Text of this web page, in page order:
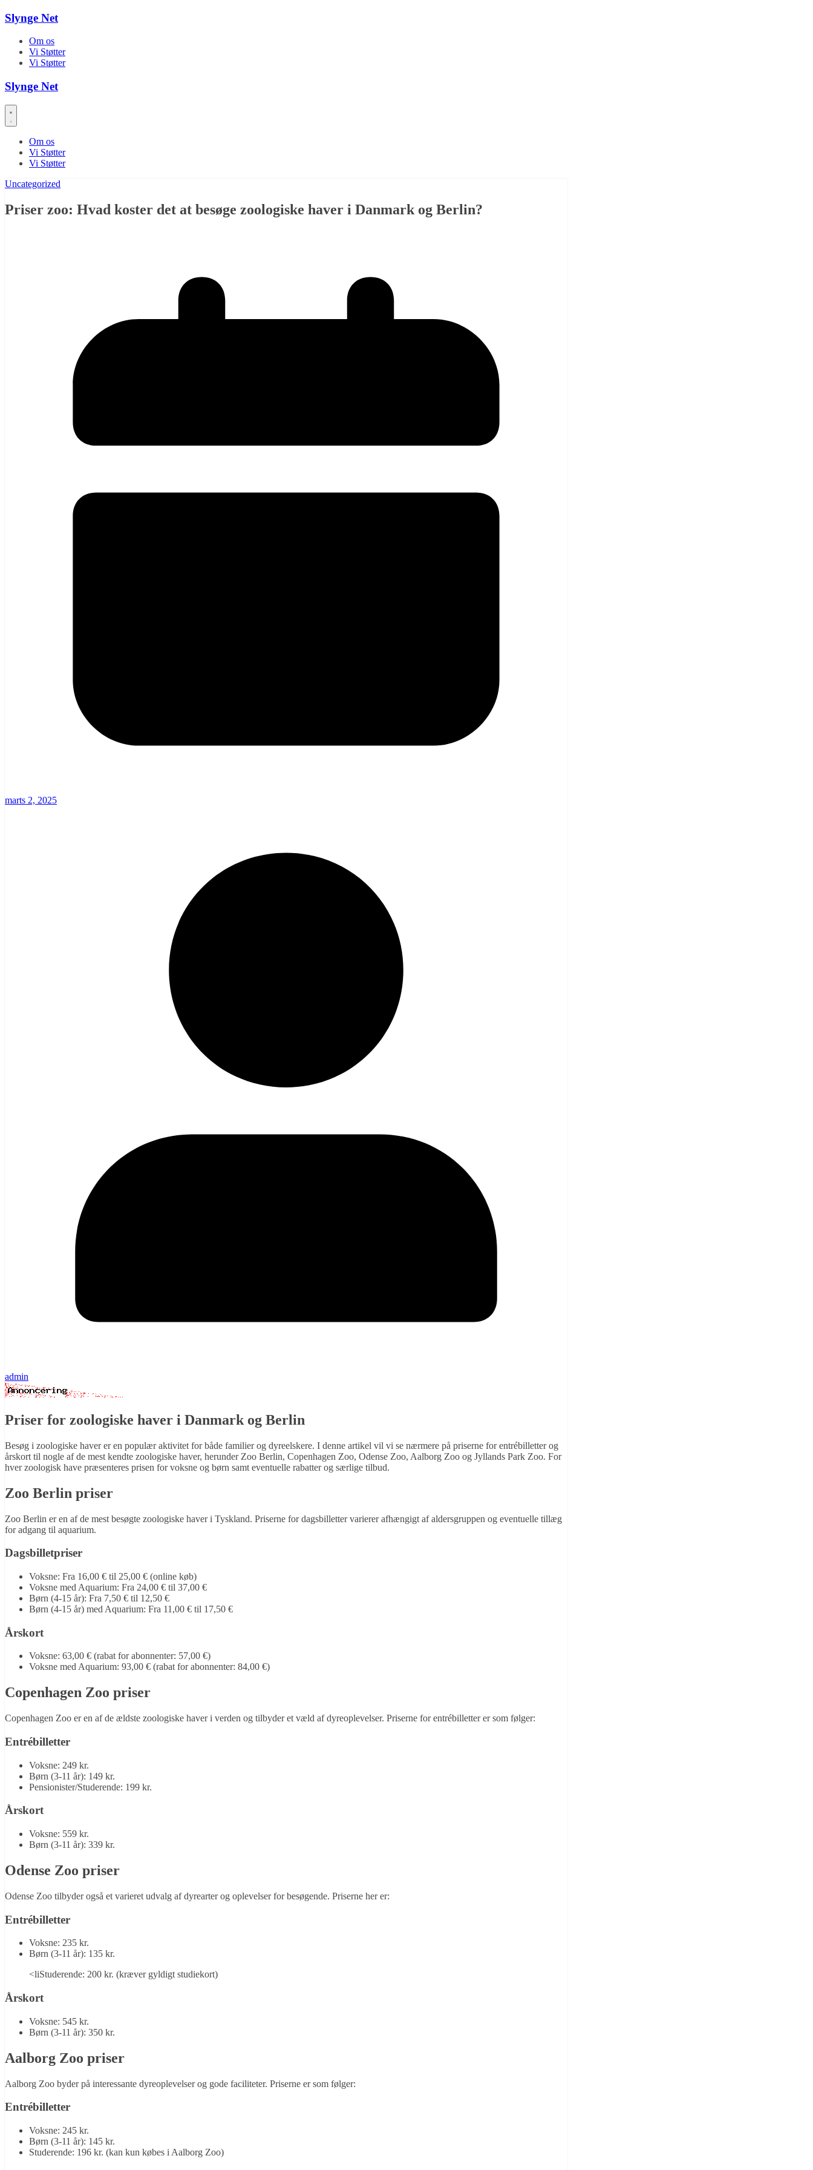
Skip
content
Slynge Net
Om os
Vi Støtter
Vi Støtter
Slynge Net
Om os
Vi Støtter
Vi Støtter
Uncategorized
Priser zoo: Hvad koster det at besøge zoologiske haver i Danmark og Berlin?
marts 2, 2025
admin
Priser for zoologiske haver i Danmark og Berlin
Besøg i zoologiske haver er en populær aktivitet for både familier og dyreelskere. I denne artikel vil vi se nærmere på priserne for entrébilletter og
årskort til nogle af de mest kendte zoologiske haver, herunder Zoo Berlin, Copenhagen Zoo, Odense Zoo, Aalborg Zoo og Jyllands Park Zoo. For
hver zoologisk have præsenteres prisen for voksne og børn samt eventuelle rabatter og særlige tilbud.
Zoo Berlin priser
Zoo Berlin er en af de mest besøgte zoologiske haver i Tyskland. Priserne for dagsbilletter varierer afhængigt af aldersgruppen og eventuelle tillæg
for adgang til aquarium.
Dagsbilletpriser
Voksne: Fra 16,00 € til 25,00 € (online køb)
Voksne med Aquarium: Fra 24,00 € til 37,00 €
Børn (4-15 år): Fra 7,50 € til 12,50 €
Børn (4-15 år) med Aquarium: Fra 11,00 € til 17,50 €
Årskort
Voksne: 63,00 € (rabat for abonnenter: 57,00 €)
Voksne med Aquarium: 93,00 € (rabat for abonnenter: 84,00 €)
Copenhagen Zoo priser
Copenhagen Zoo er en af de ældste zoologiske haver i verden og tilbyder et væld af dyreoplevelser. Priserne for entrébilletter er som følger:
Entrébilletter
Voksne: 249 kr.
Børn (3-11 år): 149 kr.
Pensionister/Studerende: 199 kr.
Årskort
Voksne: 559 kr.
Børn (3-11 år): 339 kr.
Odense Zoo priser
Odense Zoo tilbyder også et varieret udvalg af dyrearter og oplevelser for besøgende. Priserne her er:
Entrébilletter
Voksne: 235 kr.
Børn (3-11 år): 135 kr.
<liStuderende: 200 kr. (kræver gyldigt studiekort)
Årskort
Voksne: 545 kr.
Børn (3-11 år): 350 kr.
Aalborg Zoo priser
Aalborg Zoo byder på interessante dyreoplevelser og gode faciliteter. Priserne er som følger:
Entrébilletter
Voksne: 245 kr.
Børn (3-11 år): 145 kr.
Studerende: 196 kr. (kan kun købes i Aalborg Zoo)